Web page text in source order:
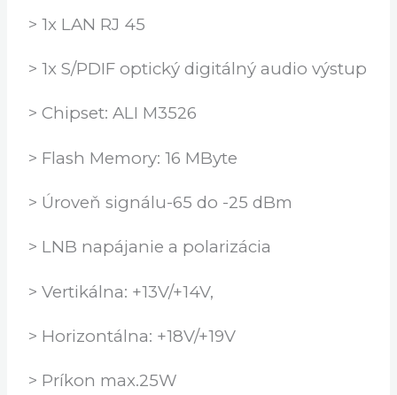
> 1x RS232
> 2x USB 2.0 (1x predný, 1x zadný panel)
> 1x LAN RJ 45
> 1x S/PDIF optický digitálný audio výstup
> Chipset: ALI M3526
> Flash Memory: 16 MByte
> Úroveň signálu-65 do -25 dBm
> LNB napájanie a polarizácia